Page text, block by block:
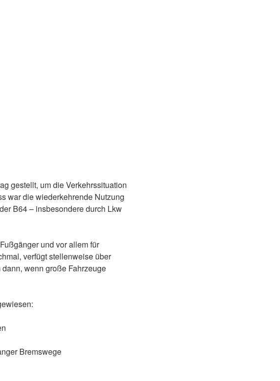
gestellt, um die Verkehrssituation
war die wiederkehrende Nutzung
B64 – insbesondere durch Lkw
und vor allem für
verfügt stellenweise über
wenn große Fahrzeuge
Bremswege